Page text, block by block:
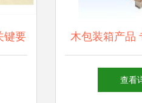
键要
装
木包装箱产品
发选
查看